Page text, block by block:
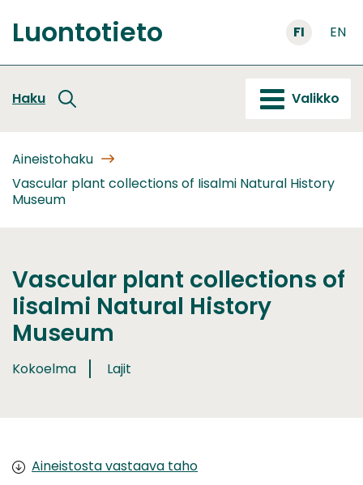
sisältöön
Etusivu
Luontotieto FI EN
Haku Valikko
Aineistohaku
Vascular plant collections of Iisalmi Natural History
Museum
Vascular plant collections of
Iisalmi Natural History
Museum
Kokoelma Lajit
Aineistosta vastaava taho